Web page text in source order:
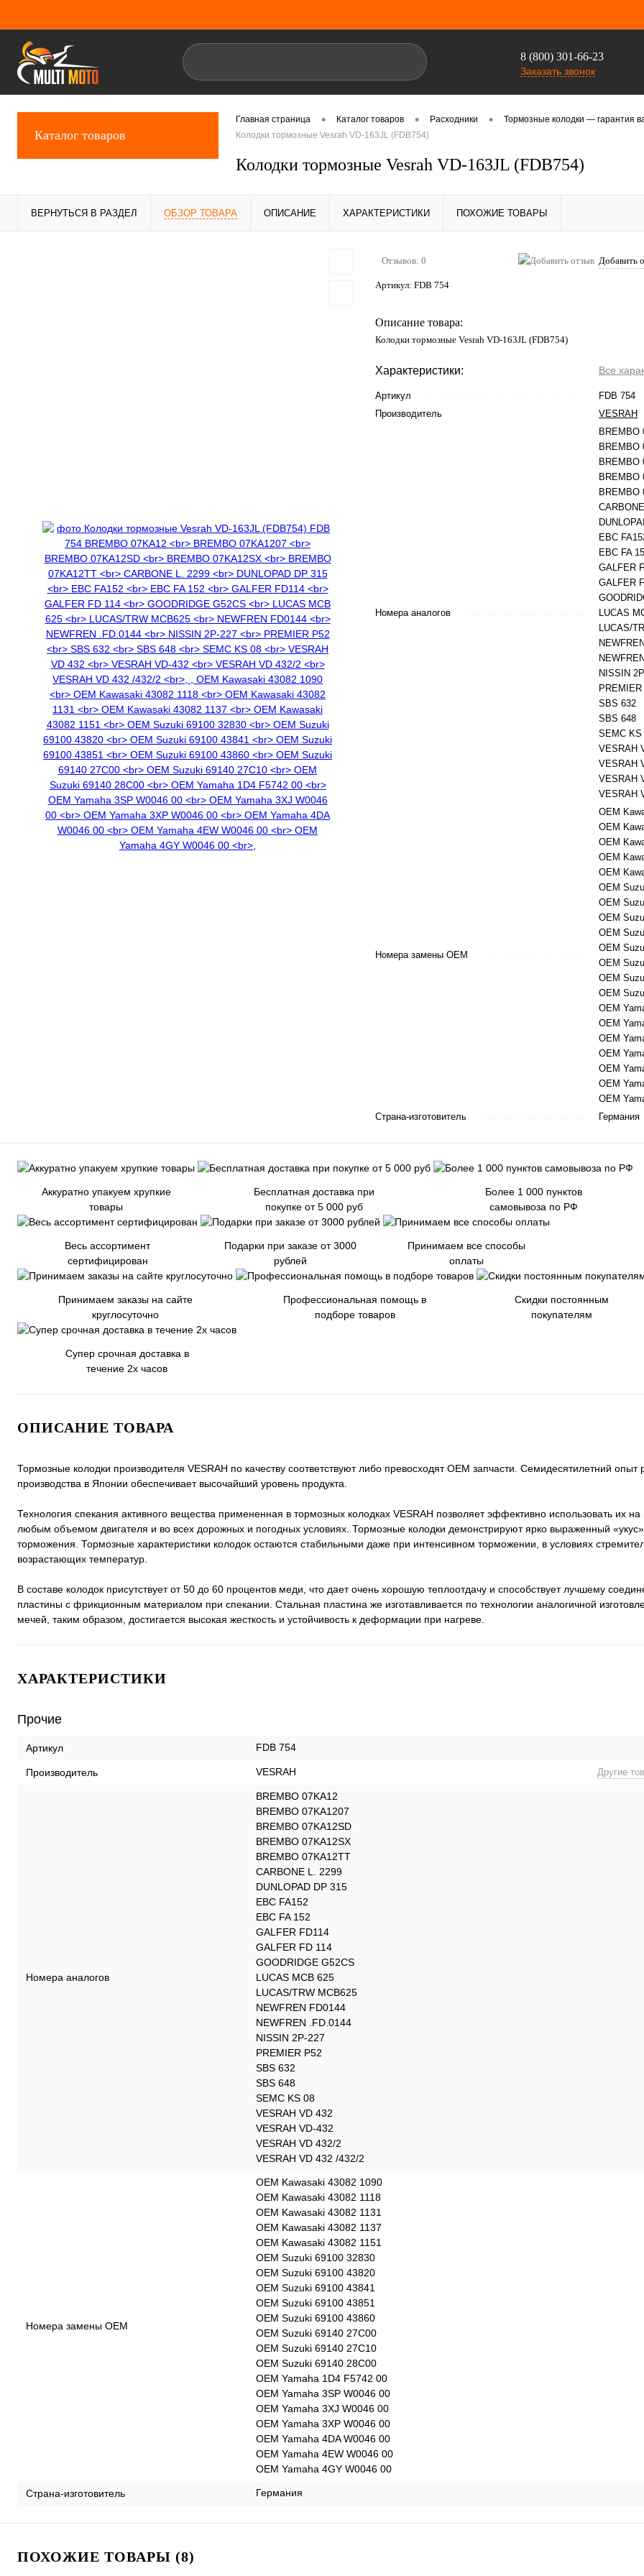
8 (800) 301-66-23
Заказать звонок
Каталог товаров
Главная страница • Каталог товаров • Расходники •
Тормозные колодки — гарантия
Колодки тормозные Vesrah VD-163JL (FDB754)
Колодки тормозные Vesrah VD-163JL (FDB754)
ВЕРНУТЬСЯ В РАЗДЕЛ ОБЗОР ТОВАРА ОПИСАНИЕ ХАРАКТЕРИСТИКИ ПОХОЖИЕ ТОВАРЫ
Отзывов: 0 Добавить
Артикул: FDB 754
Описание товара:
Колодки тормозные Vesrah VD-163JL (FDB754)
Характеристики: Все
Артикул
FDB 754
Производитель
VESRAH
Номера аналогов
BREMBO
BREMBO
BREMBO
BREMBO
BREMBO
EBC
EBC FA
GALFER
GALFER
LUCAS
LUCAS/
NISSIN
SBS 632
SBS 648
SEMC KS
VESRAH
VESRAH
VESRAH
VESRAH
Номера замены OEM
OEM
OEM
OEM
OEM
OEM
OEM
OEM
OEM
OEM
OEM
OEM
OEM
OEM
OEM
OEM
OEM
OEM
OEM
OEM
OEM
Страна-изготовитель
Германия
Аккуратно упакуем хрупкие
товары
Бесплатная доставка при
покупке от 5 000 руб
Более 1 000 пунктов
самовывоза по РФ
Весь ассортимент
сертифицирован
Подарки при заказе от 3000
рублей
Принимаем все способы
оплаты
Принимаем заказы на сайте
круглосуточно
Профессиональная помощь в
подборе товаров
Скидки постоянным
покупателям
Супер срочная доставка в
течение 2х часов
ОПИСАНИЕ ТОВАРА
Тормозные колодки производителя VESRAH по качеству соответствуют либо превосходят OEM запчасти. Семидесятилетний опыт
производства в Японии обеспечивает высочайший уровень продукта.
Технология спекания активного вещества примененная в тормозных колодках VESRAH позволяет эффективно использовать их на
любым объемом двигателя и во всех дорожных и погодных условиях. Тормозные колодки демонстрируют ярко выраженный
торможения. Тормозные характеристики колодок остаются стабильными даже при интенсивном торможении, в условиях
возрастающих температур.
В составе колодок присутствует от 50 до 60 процентов меди, что дает очень хорошую теплоотдачу и способствует лучшему
пластины с фрикционным материалом при спекании. Стальная пластина же изготавливается по технологии аналогичной
мечей, таким образом, достигается высокая жесткость и устойчивость к деформации при нагреве.
ХАРАКТЕРИСТИКИ
Прочие
Артикул FDB 754
Производитель VESRAH Другие
Номера аналогов
BREMBO 07KA12
BREMBO 07KA1207
BREMBO 07KA12SD
BREMBO 07KA12SX
BREMBO 07KA12TT
CARBONE L. 2299
DUNLOPAD DP 315
EBC FA152
EBC FA 152
GALFER FD114
GALFER FD 114
GOODRIDGE G52CS
LUCAS MCB 625
LUCAS/TRW MCB625
NEWFREN FD0144
NEWFREN .FD.0144
NISSIN 2P-227
PREMIER P52
SBS 632
SBS 648
SEMC KS 08
VESRAH VD 432
VESRAH VD-432
VESRAH VD 432/2
VESRAH VD 432 /432/2
Номера замены OEM
OEM Kawasaki 43082 1090
OEM Kawasaki 43082 1118
OEM Kawasaki 43082 1131
OEM Kawasaki 43082 1137
OEM Kawasaki 43082 1151
OEM Suzuki 69100 32830
OEM Suzuki 69100 43820
OEM Suzuki 69100 43841
OEM Suzuki 69100 43851
OEM Suzuki 69100 43860
OEM Suzuki 69140 27C00
OEM Suzuki 69140 27C10
OEM Suzuki 69140 28C00
OEM Yamaha 1D4 F5742 00
OEM Yamaha 3SP W0046 00
OEM Yamaha 3XJ W0046 00
OEM Yamaha 3XP W0046 00
OEM Yamaha 4DA W0046 00
OEM Yamaha 4EW W0046 00
OEM Yamaha 4GY W0046 00
Страна-изготовитель Германия
ПОХОЖИЕ ТОВАРЫ (8)